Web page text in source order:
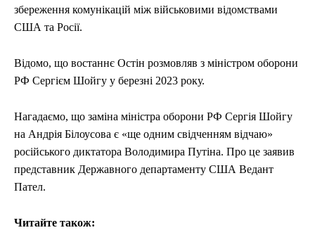
збереження комунікацій між військовими відомствами
США та Росії.
Відомо, що востаннє Остін розмовляв з міністром оборони
РФ Сергієм Шойгу у березні 2023 року.
Нагадаємо, що заміна міністра оборони РФ Сергія Шойгу
на Андрія Білоусова є «ще одним свідченням відчаю»
російського диктатора Володимира Путіна. Про це заявив
представник Державного департаменту США Ведант
Пател.
Читайте також: